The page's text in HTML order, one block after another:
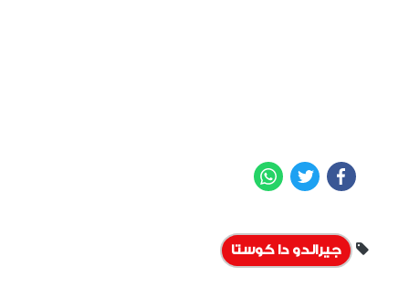
Facebook
Twitter
جيرالدو دا كوستا